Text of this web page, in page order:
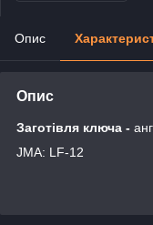
Опис
Опис
Заготівля ключа -
JMA: LF-12